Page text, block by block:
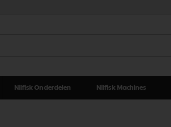
Nilfisk Onderdelen Nilfisk Machines